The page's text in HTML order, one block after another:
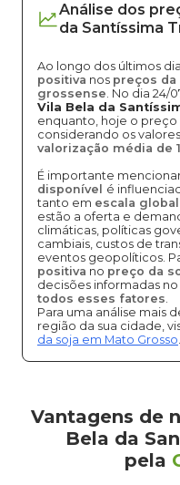
Análise dos
da Santíssima
Ao longo dos últimos
positiva nos preços da
grossense. No dia 24/
Vila Bela da
enquanto, hoje o preço
considerando os
valorização média de
É importante
disponível é
tanto em escala global
estão a oferta e
climáticas, políticas
cambiais, custos de
eventos geopolíticos.
positiva no preço da
decisões informadas
todos esses fatores.
Para uma análise mais
região da sua cidade,
da soja em Mato Grosso.
Vantagens de
Bela da
pela